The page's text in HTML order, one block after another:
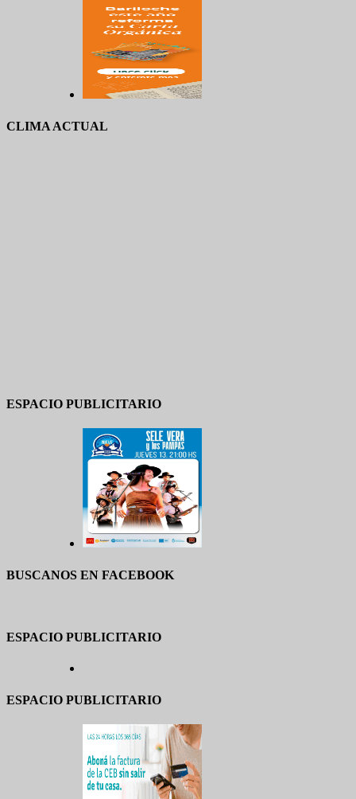
CLIMA ACTUAL
ESPACIO PUBLICITARIO
BUSCANOS EN FACEBOOK
ESPACIO PUBLICITARIO
ESPACIO PUBLICITARIO